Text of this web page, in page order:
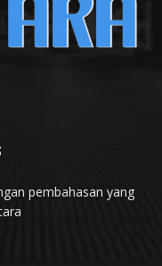
pembahasan yang